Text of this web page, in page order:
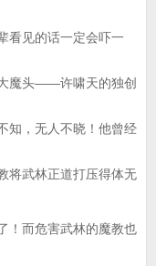
看见的话一定会吓一
魔头——许啸天的独创
知，无人不晓！他曾经
将武林正道打压得体无
而危害武林的魔教也